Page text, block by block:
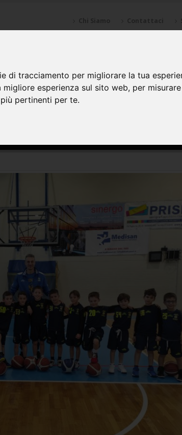
di tracciamento per migliorare la tua
migliore esperienza sul sito web, per
pertinenti per te.